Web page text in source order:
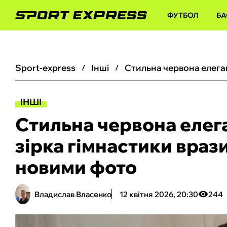
ФУТБОЛ
sport-express інші
ІНШІ
Стильна червона
зірка гімнастики
новими фото
Владислав Власенко 12 квітня 2026, 20:30 244